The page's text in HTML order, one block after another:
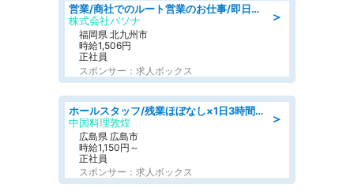
＞
営業/商社でのルート営業のお仕事/即日勤務可/車通勤可/営業
株式会社パソナ
福岡県 北九州市
時給1,506円
正社員
スポンサー：求人ボックス
＞
ホールスタッフ/残業ほぼなし×1日3時間〜勤務OK!フォロー体制も充実/広島県/広島市南区
中国料理敦煌
広島県 広島市
時給1,150円～
正社員
スポンサー：求人ボックス